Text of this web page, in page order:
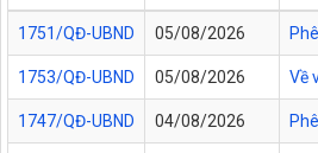
1751/QĐ-UBND 05/08/2026
1753/QĐ-UBND 05/08/2026 Về
1747/QĐ-UBND 04/08/2026